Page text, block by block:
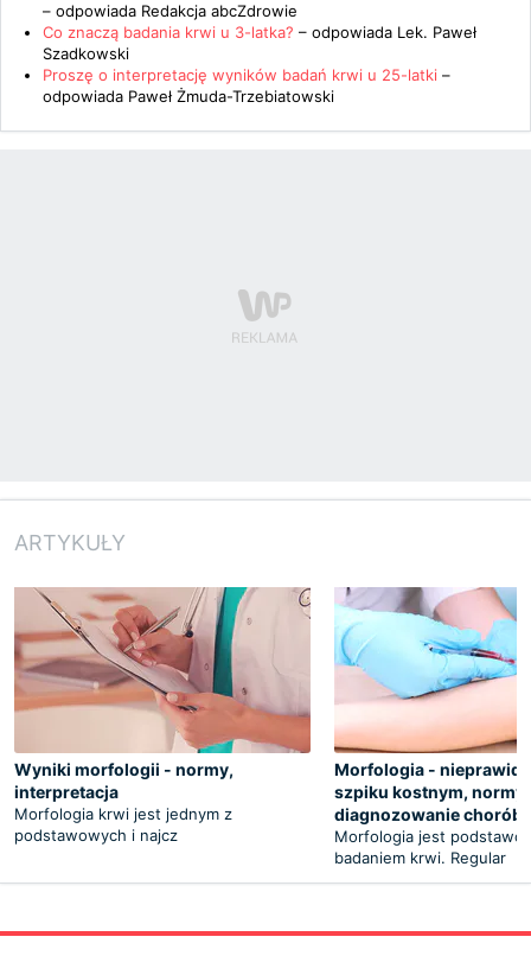
– odpowiada Redakcja abcZdrowie
Co znaczą badania krwi u 3-latka? – odpowiada Lek. Paweł
Szadkowski
Proszę o interpretację wyników badań krwi u 25-latki –
odpowiada Paweł Żmuda-Trzebiatowski
ARTYKUŁY
Wyniki morfologii - normy,
interpretacja
Morfologia krwi jest jednym z
podstawowych i najcz
Morfologia -
szpiku kostnym, normy,
diagnozowanie chorób
Morfologia jest
badaniem krwi. Regular